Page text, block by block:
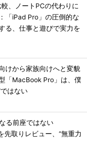
、ノートPCの代わりに
「iPad Pro」の圧倒的な
る、仕事と遊びで実力を
けから家族向けへと変貌
「MacBook Pro」は、僕
はない
る前座ではない
先取りレビュー、“無重力